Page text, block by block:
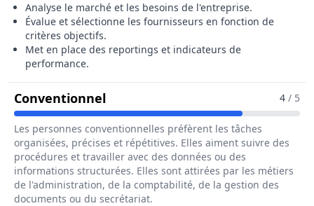
Analyse le marché et les besoins de l'entreprise.
Évalue et sélectionne les fournisseurs en fonction de
critères objectifs.
Met en place des reportings et indicateurs de
performance.
ConventionnelPour Le Métier De Responsable
4 / 5
Les personnes conventionnelles préfèrent les tâches
organisées, précises et répétitives. Elles aiment suivre des
procédures et travailler avec des données ou des
informations structurées. Elles sont attirées par les métiers
de l'administration, de la comptabilité, de la gestion des
documents ou du secrétariat.